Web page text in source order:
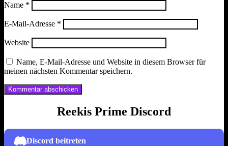
Name *
E-Mail-Adresse *
Website
Name, E-Mail-Adresse und Website in diesem Browser für
meinen nächsten Kommentar speichern.
Reekis Prime Discord
Discord beitreten